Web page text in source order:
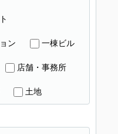
ン 一棟ビル
店舗・事務所
土地